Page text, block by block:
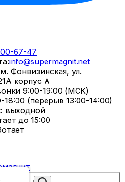
67-47
info@supermagnit.net
Фонвизинская, ул.
корпус А
9:00-19:00 (МСК)
(перерыв 13:00-14:00)
выходной
до 15:00